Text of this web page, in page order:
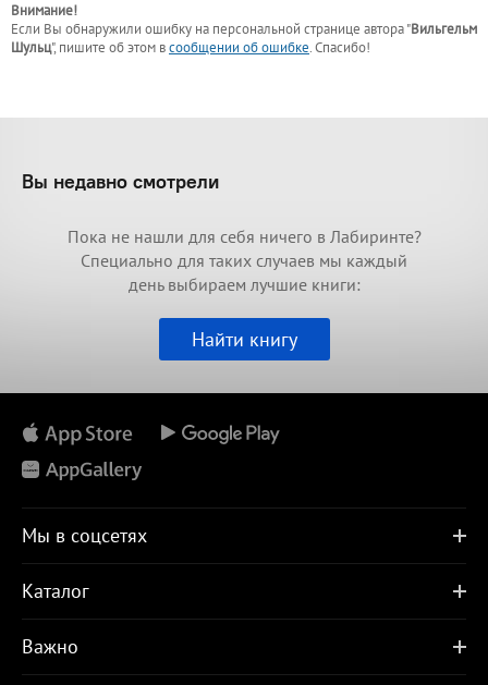
Внимание!
Если Вы обнаружили ошибку на персональной странице автора "Вильгельм
Шульц", пишите об этом всообщении об ошибке. Спасибо!
Вы недавно смотрели
Пока не нашли для себя ничего в Лабиринте?
Специально для таких случаев мы каждый
день выбираем лучшие книги:
Найти книгу
Мы в соцсетях
Каталог
Важно